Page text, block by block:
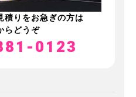
積りをお急ぎの方は
らどうぞ
0123